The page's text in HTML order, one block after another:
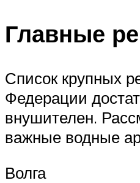
Главные
Список крупных
Федерации
внушителен.
важные водные
Волга